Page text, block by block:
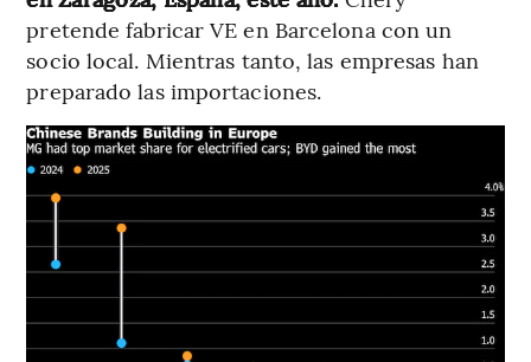
pretende fabricar VE en Barcelona con un
socio local. Mientras tanto, las empresas han
preparado las importaciones.